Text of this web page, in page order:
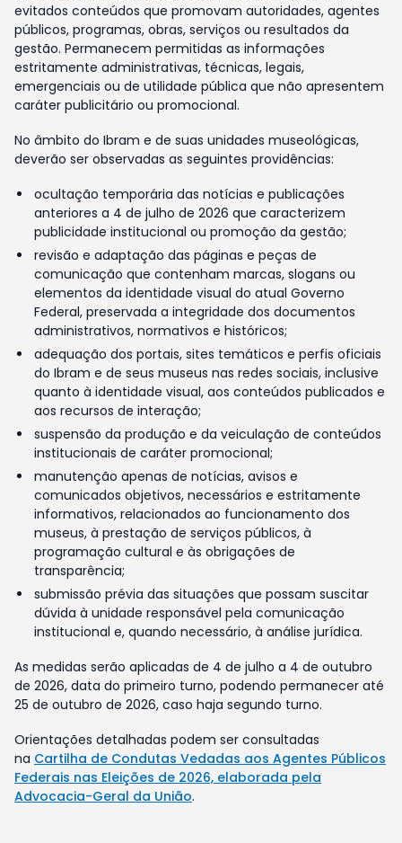
evitados conteúdos que promovam autoridades, agentes
públicos, programas, obras, serviços ou resultados da
gestão. Permanecem permitidas as informações
estritamente administrativas, técnicas, legais,
emergenciais ou de utilidade pública que não apresentem
caráter publicitário ou promocional.
No âmbito do Ibram e de suas unidades museológicas,
deverão ser observadas as seguintes providências:
ocultação temporária das notícias e publicações
anteriores a 4 de julho de 2026 que caracterizem
publicidade institucional ou promoção da gestão;
revisão e adaptação das páginas e peças de
comunicação que contenham marcas, slogans ou
elementos da identidade visual do atual Governo
Federal, preservada a integridade dos documentos
administrativos, normativos e históricos;
adequação dos portais, sites temáticos e perfis oficiais
do Ibram e de seus museus nas redes sociais, inclusive
quanto à identidade visual, aos conteúdos publicados e
aos recursos de interação;
suspensão da produção e da veiculação de conteúdos
institucionais de caráter promocional;
manutenção apenas de notícias, avisos e
comunicados objetivos, necessários e estritamente
informativos, relacionados ao funcionamento dos
museus, à prestação de serviços públicos, à
programação cultural e às obrigações de
transparência;
submissão prévia das situações que possam suscitar
dúvida à unidade responsável pela comunicação
institucional e, quando necessário, à análise jurídica.
As medidas serão aplicadas de 4 de julho a 4 de outubro
de 2026, data do primeiro turno, podendo permanecer até
25 de outubro de 2026, caso haja segundo turno.
Orientações detalhadas podem ser consultadas
na Cartilha de Condutas Vedadas aos Agentes Públicos
Federais nas Eleições de 2026, elaborada pela
Advocacia-Geral da União.